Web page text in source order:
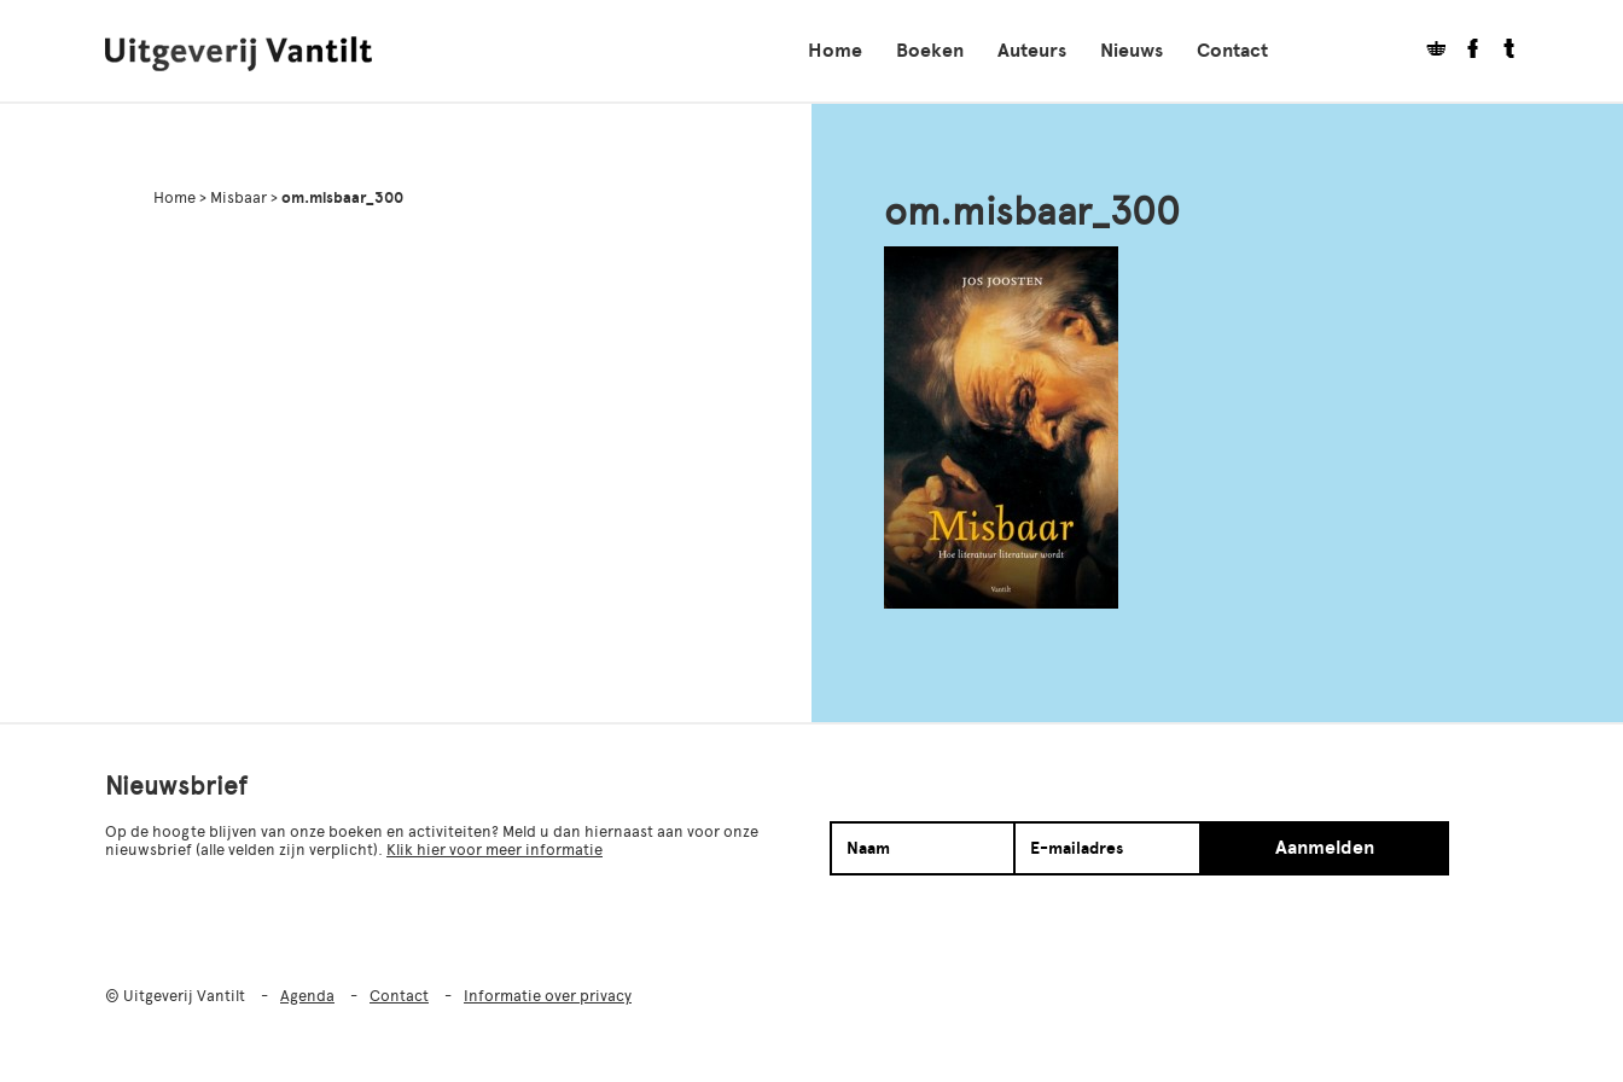
Home Boeken Auteurs Nieuws Contact
Home > Misbaar > om.misbaar_300 om.misbaar_300
Nieuwsbrief
Op de hoogte blijven van onze boeken en activiteiten? Meld u dan hiernaast aan voor onze
nieuwsbrief (alle velden zijn verplicht). Klik hier voor meer informatie Aanmelden
© Uitgeverij Vantilt Agenda Contact Informatie over privacy